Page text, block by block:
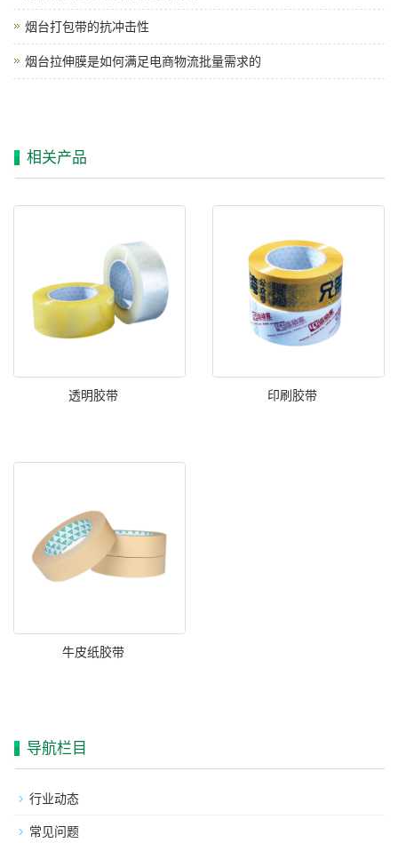
烟台打包带的抗冲击性
烟台拉伸膜是如何满足电商物流批量需求的
相关产品
透明胶带 印刷胶带
牛皮纸胶带
导航栏目
行业动态
常见问题